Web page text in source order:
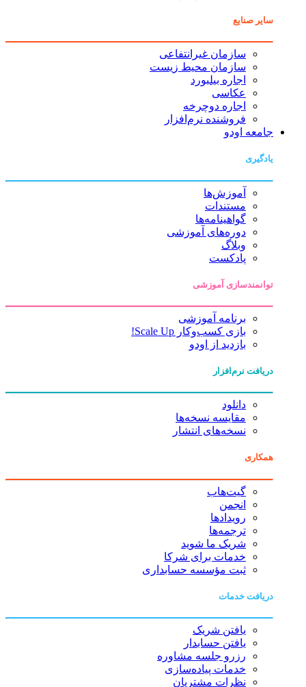
سایر صنایع
سازمان غیرانتفاعی
سازمان محیط زیست
اجاره بیلبورد
عکاسی
اجاره دوچرخه
فروشنده نرم‌افزار
جامعه اودو
یادگیری
آموزش‌ها
مستندات
گواهینامه‌ها
دوره‌های آموزشی
وبلاگ
پادکست
توانمندسازی آموزشی
برنامه آموزشی
بازی کسب‌وکار Scale Up!
بازدید از اودو
دریافت نرم‌افزار
دانلود
مقایسه نسخه‌ها
نسخه‌های انتشار
همکاری
گیت‌هاب
انجمن
رویدادها
ترجمه‌ها
شریک ما شوید
خدمات برای شرکا
ثبت مؤسسه حسابداری
دریافت خدمات
یافتن شریک
یافتن حسابدار
رزرو جلسه مشاوره
خدمات پیاده‌سازی
نظرات مشتریان